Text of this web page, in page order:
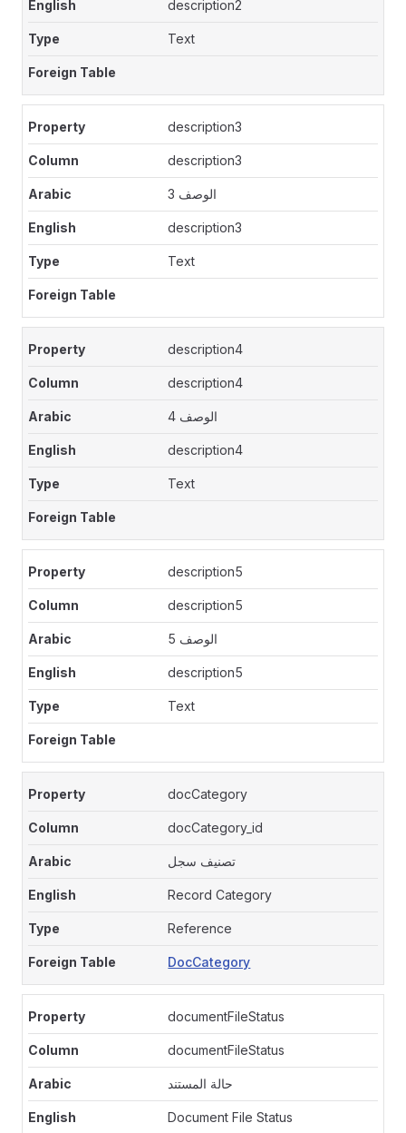
description2
Text
description3
description3
الوصف 3
description3
Text
description4
description4
الوصف 4
description4
Text
description5
description5
الوصف 5
description5
Text
docCategory
docCategory_id
تصنيف سجل
Record Category
Reference
DocCategory
documentFileStatus
documentFileStatus
حالة المستند
Document File Status